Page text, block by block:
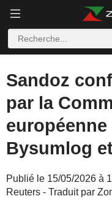
Sandoz
par la
Bysumlog
Publié le 15/05/2026 à
Reuters - Traduit par